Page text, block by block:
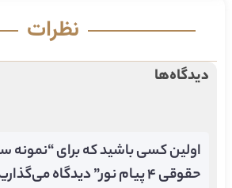
نظرات
دیدگاه‌ها
اولین کسی باشید که برای “نمونه
حقوقی 4 پیام نور” دیدگاه می‌گذارید;